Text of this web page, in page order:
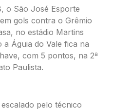
o São José Esporte
gols contra o Grêmio
no estádio Martins
a Águia do Vale fica na
com 5 pontos, na 2ª
Paulista.
pelo técnico